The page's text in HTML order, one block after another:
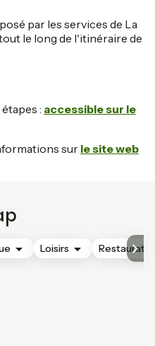
par les services de La
le long de l'itinéraire de
étapes : accessible sur le
sur le site web
Loisirs